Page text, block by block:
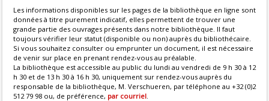
Les informations disponibles sur les pages de la bibliothèque en ligne sont
données à titre purement indicatif, elles permettent de trouver une
grande partie des ouvrages présents dans notre bibliothèque. Il faut
toujours vérifier leur statut (disponible ou non) auprès du bibliothécaire.
Si vous souhaitez consulter ou emprunter un document, il est nécessaire
de venir sur place en prenant rendez-vous au préalable.
La bibliothèque est accessible au public du lundi au vendredi de 9 h 30 à 12
h 30 et de 13 h 30 à 16 h 30, uniquement sur rendez-vous auprès du
responsable de la bibliothèque, M. Verschueren, par téléphone au +32 (0)2
512 79 98 ou, de préférence, par courriel